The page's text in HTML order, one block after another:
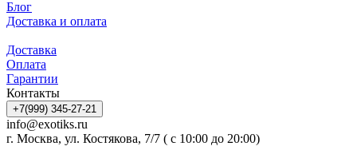
Блог
Доставка и оплата
Доставка
Оплата
Гарантии
Контакты
+7(999) 345-27-21
info@exotiks.ru
г. Москва, ул. Костякова, 7/7 ( с 10:00 до 20:00)